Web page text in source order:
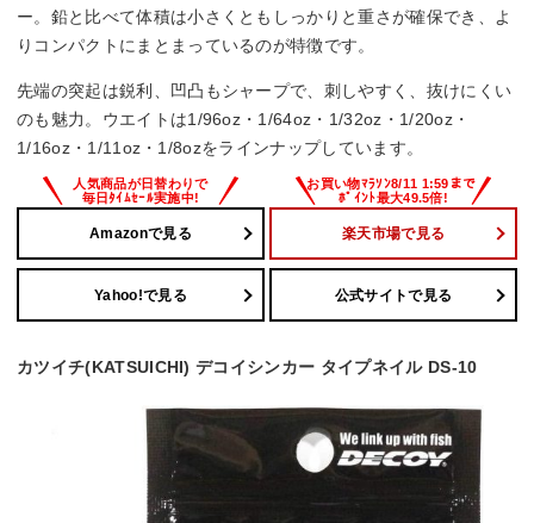
ー。鉛と比べて体積は小さくともしっかりと重さが確保でき、よ
りコンパクトにまとまっているのが特徴です。
先端の突起は鋭利、凹凸もシャープで、刺しやすく、抜けにくい
のも魅力。ウエイトは1/96oz・1/64oz・1/32oz・1/20oz・
1/16oz・1/11oz・1/8ozをラインナップしています。
Amazonで見る 楽天市場で見る
Yahoo!で見る 公式サイトで見る
カツイチ(KATSUICHI) デコイシンカー タイプネイル DS-10